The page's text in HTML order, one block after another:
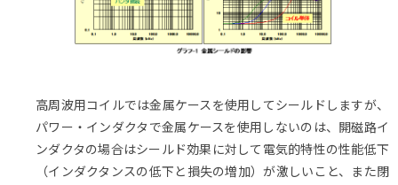
高周波用コイルでは金属ケースを使用してシールドしますが、
パワー・インダクタで金属ケースを使用しないのは、開磁路イ
ンダクタの場合はシールド効果に対して電気的特性の性能低下
（インダクタンスの低下と損失の増加）が激しいこと、また閉